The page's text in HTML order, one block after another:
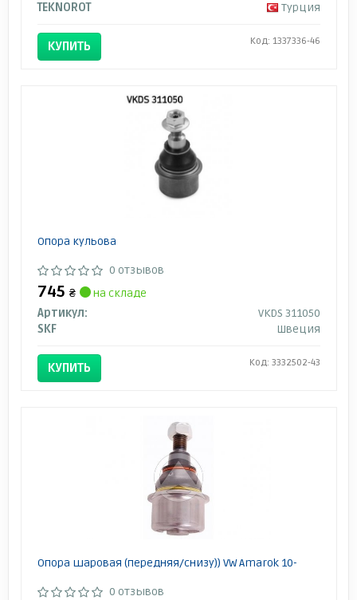
TEKNOROT
Турция
КУПИТЬ Код: 1337336-46
Опора кульова
0 отзывов
745 ₴
на складе
Артикул:
VKDS 311050
SKF
Швеция
КУПИТЬ Код: 3332502-43
Опора шаровая (передняя/снизу)) VW Amarok 10-
0 отзывов